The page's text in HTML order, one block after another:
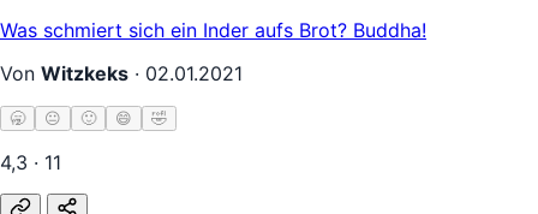
Was schmiert sich ein Inder aufs Brot? Buddha!
Von Witzkeks · 02.01.2021
🥱 😐 🙂 😄 🤣
4,3 · 11